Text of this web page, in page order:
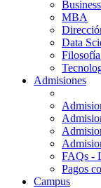
MBA
Data
Admisiones
FAQs -
Pagos
Campus